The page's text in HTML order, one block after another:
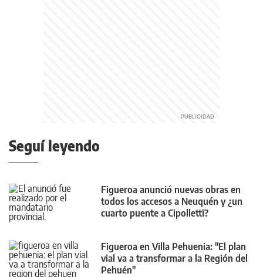
Seguí leyendo
Figueroa anunció nuevas obras en
todos los accesos a Neuquén y ¿un
cuarto puente a Cipolletti?
Figueroa en Villa Pehuenia: "El plan
vial va a transformar a la Región del
Pehuén"